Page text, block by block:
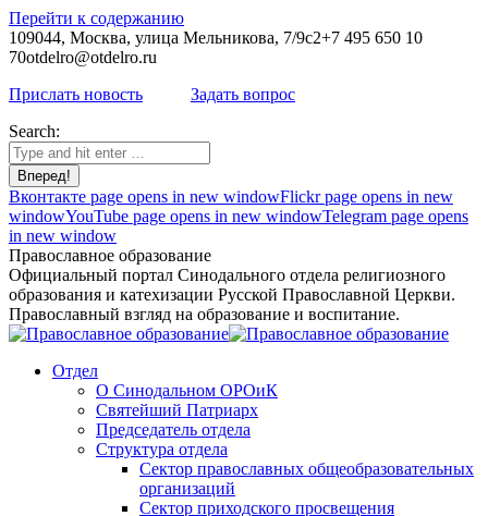
Перейти к содержанию
109044, Москва, улица Мельникова, 7/9с2+7 495 650 10
70otdelro@otdelro.ru
Прислать новость
Задать вопрос
Search:
Вконтакте page opens in new windowFlickr page opens in new
windowYouTube page opens in new windowTelegram page opens
in new window
Православное образование
Официальный портал Синодального отдела религиозного
образования и катехизации Русской Православной Церкви.
Православный взгляд на образование и воспитание.
Отдел
О Синодальном ОРОиК
Святейший Патриарх
Председатель отдела
Структура отдела
Сектор православных общеобразовательных
организаций
Сектор приходского просвещения